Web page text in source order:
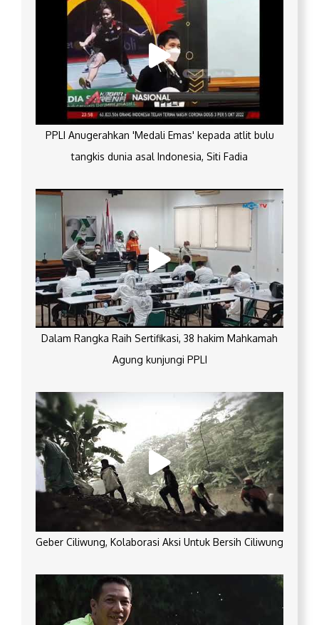
PPLI Anugerahkan 'Medali Emas' kepada atlit bulu
tangkis dunia asal Indonesia, Siti Fadia
Dalam Rangka Raih Sertifikasi, 38 hakim Mahkamah
Agung kunjungi PPLI
Geber Ciliwung, Kolaborasi Aksi Untuk Bersih Ciliwung